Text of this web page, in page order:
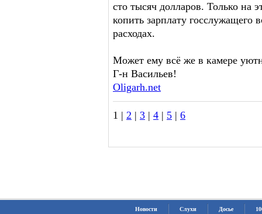
сто тысяч долларов. Только
копить зарплату госслужащего
расходах.
Может ему всё же в камере
Г-н Васильев!
Oligarh.net
1 | 2 | 3 | 4 | 5 | 6
Новости Слухи Досье